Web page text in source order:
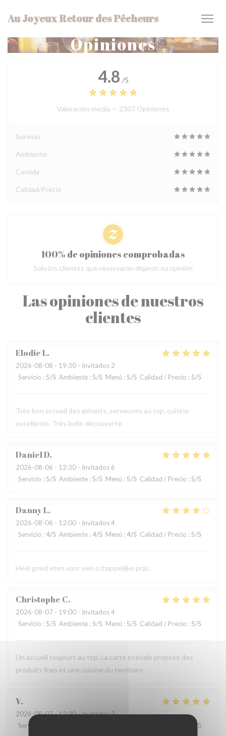
Au Joyeux Retour des Pêcheurs
Opiniones
Las opiniones de nuestros
clientes
ElodieL
2026-08-08 - 19:30 - Invitados 2
Servicio : 5/5 Ambiente : 5/5 Menú : 5/5 Calidad / Precio : 5/5
Très bon accueil des gérants, serveuses au top, cuisine
excellente. Très belle découverte.
DanielD
2026-08-06 - 12:30 - Invitados 6
Servicio : 5/5 Ambiente : 5/5 Menú : 5/5 Calidad / Precio : 5/5
DannyL
2026-08-06 - 12:00 - Invitados 4
Servicio : 4/5 Ambiente : 4/5 Menú : 4/5 Calidad / Precio : 5/5
Heel goed eten voor een schappelijke prijs.
Christophe C
2026-08-07 - 19:00 - Invitados 4
Servicio : 5/5 Ambiente : 5/5 Menú : 5/5 Calidad / Precio : 5/5
Un accueil toujours au top. La carte estivale propose des
produits frais et une cuisine du territoire.
V
2026-08-07- 12:30 - Invitados 3
Servicio
/5
4.8 /5
Valoración media — 2307 Opiniones
Servicio
Ambiente
Comida
Calidad/Precio
100% de opiniones comprobadas
Solo los clientes que reservaron dejaron su opinión